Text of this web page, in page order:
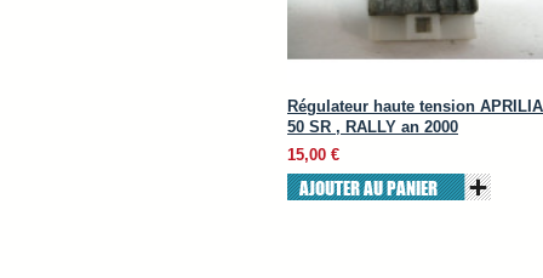
Régulateur haute tension APRILIA
50 SR , RALLY an 2000
15,00 €
AJOUTER AU PANIER